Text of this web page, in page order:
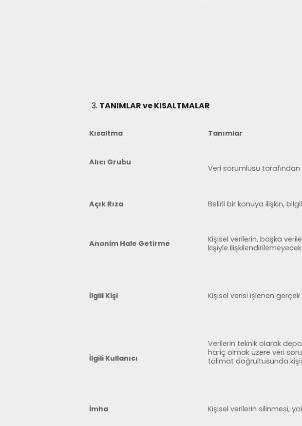
TANIMLAR ve KISALTMALAR
Kısaltma Tanımlar
Alıcı Grubu
Veri sorumlusu tarafından
Açık Rıza Belirli bir konuya ilişkin,
Anonim Hale Getirme
Kişisel verilerin, başka
kişiyle
İlgili Kişi Kişisel verisi işlenen gerçek
İlgili Kullanıcı
Verilerin teknik olarak
hariç olmak üzere veri
talimat doğrultusunda
İmha Kişisel verilerin silinmesi,